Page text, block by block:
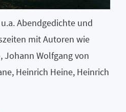
Abendgedichte und
mit Autoren wie
Johann Wolfgang von
Heinrich Heine, Heinrich